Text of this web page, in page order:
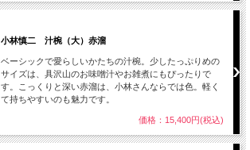
小林慎二 汁椀（大）赤溜
ベーシックで愛らしいかたちの汁椀。少したっぷりめの
サイズは、具沢山のお味噌汁やお雑煮にもぴったりで
す。こっくりと深い赤溜は、小林さんならでは色。軽く
て持ちやすいのも魅力です。
価格：15,400円(税込)